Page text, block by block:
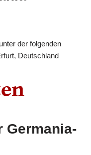
der folgenden
Deutschland
Germania-